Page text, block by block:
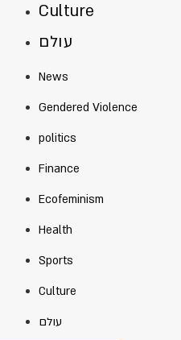
Culture
עולם
News
Gendered Violence
politics
Finance
Ecofeminism
Health
Sports
Culture
עולם